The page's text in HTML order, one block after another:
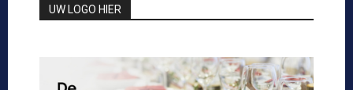
UW LOGO HIER